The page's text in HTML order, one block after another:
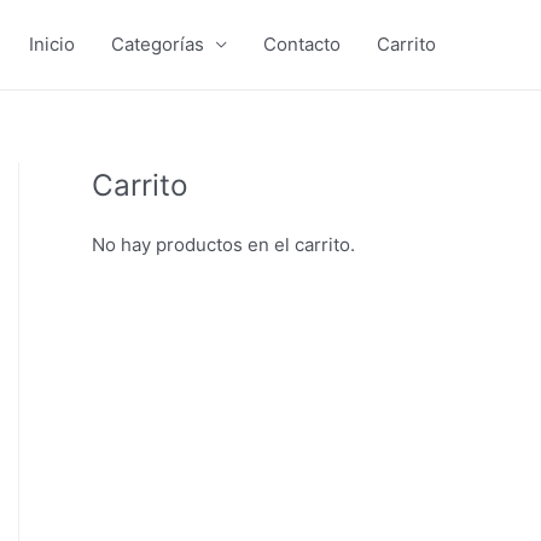
Inicio Categorías Contacto Carrito
Carrito
No hay productos en el carrito.